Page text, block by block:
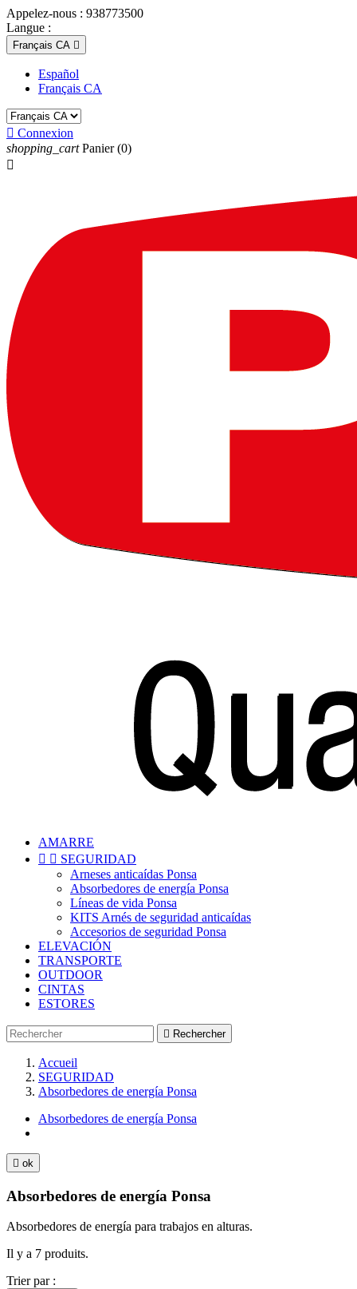
Appelez-nous : 938773500
Langue :
Français CA 
Español
Français CA
 Connexion
shopping_cart Panier (0)

AMARRE
  SEGURIDAD
Arneses anticaídas Ponsa
Absorbedores de energía Ponsa
Líneas de vida Ponsa
KITS Arnés de seguridad anticaídas
Accesorios de seguridad Ponsa
ELEVACIÓN
TRANSPORTE
OUTDOOR
CINTAS
ESTORES
 Rechercher
Accueil
SEGURIDAD
Absorbedores de energía Ponsa
Absorbedores de energía Ponsa
 ok
Absorbedores de energía Ponsa
Absorbedores de energía para trabajos en alturas.
Il y a 7 produits.
Trier par :